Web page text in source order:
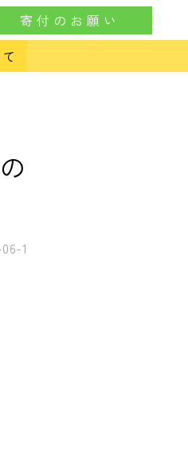
寄 付 の お 願 い
1